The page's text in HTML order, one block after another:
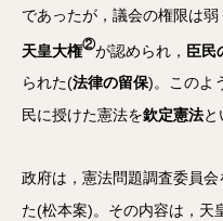
であったが，議会の権限は
天皇大権②が認められ， 臣民
られた(法律の留保)。このよ
民に授けた憲法を欽定憲法と
政府は，憲法問題調査委員
た(松本案)。その内容は，天